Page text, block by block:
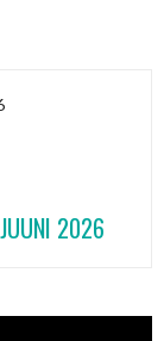
2026